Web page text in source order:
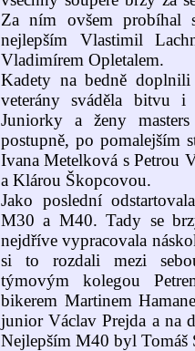
Za ním ovšem probíhal
nejlepším Vlastimil
Vladimírem Opletalem.
Kadety na bedně
veterány sváděla bitvu i
Juniorky a ženy
postupně, po pomalejším
Ivana Metelková s Petrou
a Klárou Škopcovou.
Jako poslední
M30 a M40. Tady se
nejdříve vypracovala
si to rozdali mezi
týmovým kolegou
bikerem Martinem
junior Václav Prejda a na
Nejlepším M40 byl Tomáš